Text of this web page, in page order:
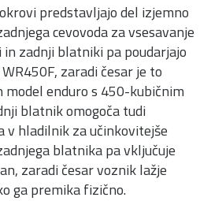
predstavljajo del izjemno
cevovoda za vsesavanje
zadnji blatniki pa poudarjajo
zaradi česar je to
model enduro s 450-kubičnim
blatnik omogoča tudi
v hladilnik za učinkovitejše
blatnika pa vključuje
zaradi česar voznik lažje
ga premika fizično.